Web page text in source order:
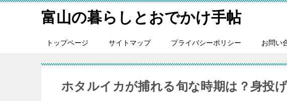
富山の暮らしとおでかけ手帖
トップページ サイトマップ プライバシーポリシー お問い
ホタルイカが捕れる旬な時期は？身投